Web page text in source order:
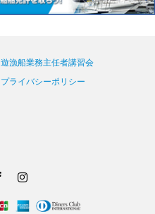
遊漁船業務主任者講習会
プライバシーポリシー